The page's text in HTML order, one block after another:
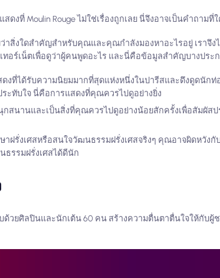
ดงที่ Moulin Rouge ไม่ใช่เรื่องถูกเลย นี่จึงอาจเป็นคำถามที่
ว่าสิ่งใดสำคัญสำหรับคุณและคุณกำลังมองหาอะไรอยู่ เรา
อร์เน็ตเพื่อดูว่าผู้คนพูดอะไร และนี่คือข้อมูลสำคัญบางประ
ดงที่ได้รับความนิยมมากที่สุดแห่งหนึ่งในปารีสและดึงดูดนัก
ะทับใจ นี่คือการแสดงที่คุณควรไปดูอย่างยิ่ง
กสนานและเป็นสิ่งที่คุณควรไปดูอย่างน้อยสักครั้งเพื่อสัมผั
ฝรั่งเศสหรือสนใจวัฒนธรรมฝรั่งเศสจริงๆ คุณอาจผิดหวังกั
ธรรมฝรั่งเศสได้ดีนัก
วยศิลปินและนักเต้น 60 คน สร้างความตื่นตาตื่นใจให้กับ